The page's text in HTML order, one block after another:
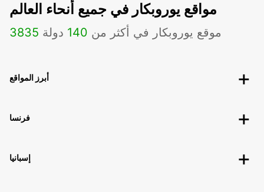
مواقع يوروبكار في جميع أنحاء العالم
3835 موقع يوروبكار في أكثر من 140 دولة
أبرز المواقع
فرنسا
إسبانيا